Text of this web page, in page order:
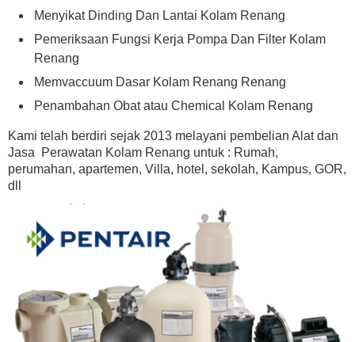
Menyikat Dinding Dan Lantai Kolam Renang
Pemeriksaan Fungsi Kerja Pompa Dan Filter Kolam
Renang
Memvaccuum Dasar Kolam Renang Renang
Penambahan Obat atau Chemical Kolam Renang
Kami telah berdiri sejak 2013 melayani pembelian Alat dan
Jasa Perawatan Kolam Renang untuk : Rumah,
perumahan, apartemen, Villa, hotel, sekolah, Kampus, GOR,
dll